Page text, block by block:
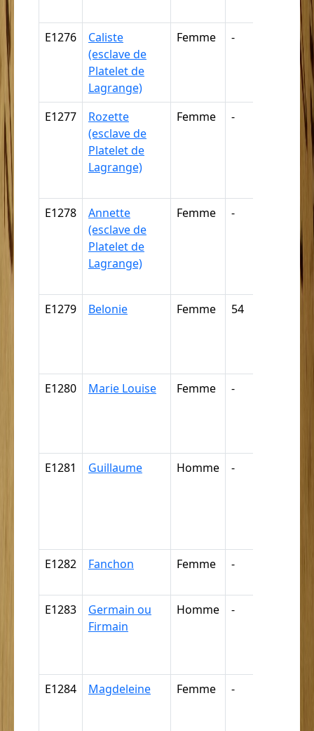
négritte
E1276
Caliste
(esclave de
Platelet de
Lagrange)
Femme -
Mulâtre,
E1277
Rozette
(esclave de
Platelet de
Lagrange)
Femme -
Griffe,
E1278
Annette
(esclave de
Platelet de
Lagrange)
Femme -
(par
E1279
Belonie Femme 54
E1280
Marie Louise Femme -
E1281
Guillaume Homme -
E1282
Fanchon Femme -
E1283
Germain ou
Firmain
Homme -
E1284
Magdeleine Femme -